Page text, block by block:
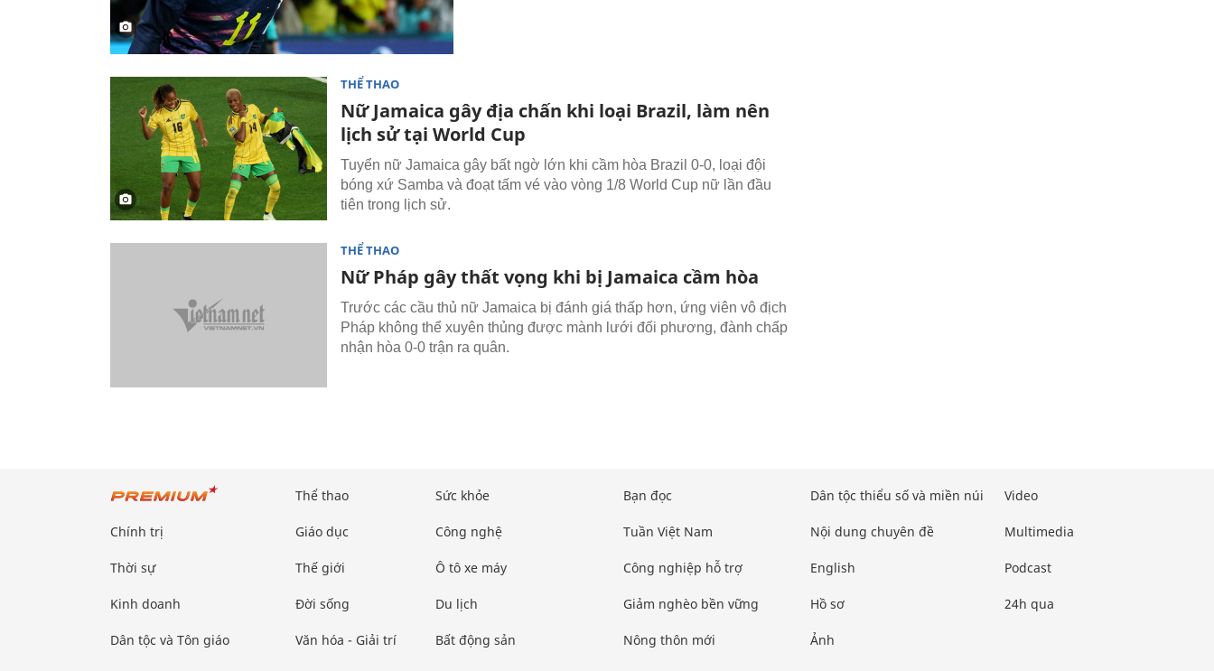
THỂ THAO
Nữ Jamaica gây địa chấn khi loại Brazil, làm nên
lịch sử tại World Cup
Tuyển nữ Jamaica gây bất ngờ lớn khi cầm hòa Brazil 0-0, loại đội
bóng xứ Samba và đoạt tấm vé vào vòng 1/8 World Cup nữ lần đầu
tiên trong lịch sử.
THỂ THAO
Nữ Pháp gây thất vọng khi bị Jamaica cầm hòa
Trước các cầu thủ nữ Jamaica bị đánh giá thấp hơn, ứng viên vô địch
Pháp không thể xuyên thủng được mành lưới đối phương, đành chấp
nhận hòa 0-0 trận ra quân.
Chính trị
Thời sự
Kinh doanh
Dân tộc và Tôn giáo
Thể thao
Giáo dục
Thế giới
Đời sống
Văn hóa - Giải trí
Sức khỏe
Công nghệ
Ô tô xe máy
Du lịch
Bất động sản
Bạn đọc
Tuần Việt Nam
Công nghiệp hỗ trợ
Giảm nghèo bền vững
Nông thôn mới
Dân tộc thiểu số và miền núi
Nội dung chuyên đề
English
Hồ sơ
Ảnh
Video
Multimedia
Podcast
24h qua